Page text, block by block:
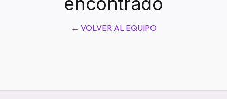
← VOLVER AL EQUIPO